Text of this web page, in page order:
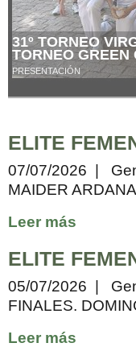
CAMPEONATO
Fotos de la entrega de premios
ELITE
07/07/2026 |
MAIDER
Leer más
ELITE
05/07/2026 |
FINALES.
Leer más